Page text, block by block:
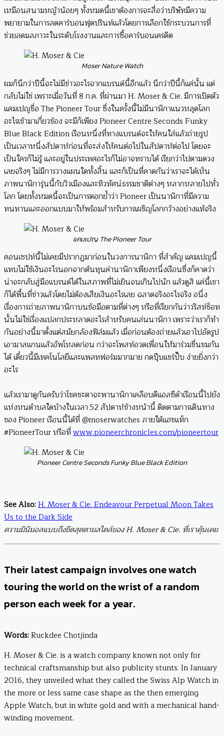
เหมือนสนามหญ้าน้อยๆ ทั้งหมดนี้เขาต้องการจะสื่อว่าบริษัทมีความ
พยายามในการลดคาร์บอนฟุตปรินท์แล้วโดยการเลือกใช้กระบวนการที่
ช่วยลดมลภาวะในระดับโรงงานและการซื้อคาร์บอนเครดิต
Moser Nature Watch
ผมก็นึกว่าปีนี้จะไม่มีข่าวอะไรจากแบรนด์นี้อีกแล้ว นึกว่าปีนี้ก็แค่นั้น แต่
กลับไม่ใช่ เพราะเมื่อวันที่ 8 ก.ค. ที่ผ่านมา H. Moser & Cie. มีการเปิดตัว
แคมเปญชื่อ The Pioneer Tour ซึ่งในครั้งนี้ไม่มีนาฬิกาแนวหลุดโลก
อะไรเข้ามาเกี่ยวข้อง จะมีก็เพียง Pioneer Centre Seconds Funky
Blue Black Edition เรือนหนึ่งที่ทางแบรนด์จะให้คนใส่แล้วถ่ายรูป
เป็นเวลาหนึ่งสัปดาห์ก่อนที่จะส่งให้คนต่อไปในสัปดาห์ต่อไป โดยจะ
เป็นใครก็ไม่รู้ และอยู่ในประเทศอะไรก็ไม่อาจทราบได้ เรียกว่าไปตามดวง
เลยจริงๆ ไม่มีการวางแผนใดทั้งสิ้น และก็เป็นที่คาดกันว่าเราจะได้เห็น
ภาพนาฬิการุ่นนี้กับวิวเมืองและทิวทัศน์ธรรมชาติต่างๆ หลากหลายไปทั่ว
โลก โดยทั้งหมดนี้จะเป็นการตอกย้ำว่า Pioneer เป็นนาฬิกาที่มีความ
ทนทานและออกแบบมาให้พร้อมสำหรับการเผชิญโลกกว้างอย่างแท้จริง
แคมเปญ The Pioneer Tour
คอนเซปท์นี้ไม่เคยมีปรากฏมาก่อนในวงการนาฬิกา ที่สำคัญ แคมเปญนี้
แทบไม่ใช้เงินอะไรนอกจากต้นทุนค่านาฬิกาเพียงหนึ่งเรือนซึ่งก็คาดว่า
น่าจะกลับสู่มือแบรนด์ได้ในสภาพที่ไม่เยินจนเกินไปนัก แล้วดูสิ แค่นี้เขา
ก็ได้พื้นที่ข่าวแล้วโดยไม่ต้องเสียเงินอะไรเลย ฉลาดจริงอะไรจริง อนึ่ง
เรื่องการถ่ายภาพนาฬิกาบนข้อมือตามที่ต่างๆ หรือที่เรียกกันว่าวริสท์ช็อท
นั้นไม่ใช่เรื่องแปลกประหลาดอะไรสำหรับคนเล่นนาฬิกา เพราะว่าเราก็ทำ
กันอย่างนี้มาตั้งแต่สมัยกล้องฟิล์มแล้ว เมื่อก่อนต้องถ่ายแล้วเอาไปอัดรูป
เอามาสแกนแล้วอัพโหลดก่อน กว่าจะโพสท์อวดเพื่อนให้มาร่วมชื่นชมกัน
ได้ เดี๋ยวนี้มีเทคโนโลยีและแพลทฟอร์มมากมาย กดปุ๊บแชร์ปั๊บ ง่ายยิ่งกว่า
อะไร
แล้วเรามาดูกันครับว่าโชคชะตาจะพานาฬิกาเคลือบดีแอลซีดำเรือนนี้ไปยัง
แห่งหนตำบลใดบ้างในเวลา 52 สัปดาห์ข้างหน้านี้ ติดตามการเดินทาง
ของ Pioneer เรือนนี้ได้ที่ @moserwatches ภายใต้แฮชแท็ก
#PioneerTour หรือที่ www.pioneerchronicles.com/pioneertour
Pioneer Centre Seconds Funky Blue Black Edition
See Also:H. Moser & Cie. Endeavour Perpetual Moon Takes
Us to the Dark Side
ความมินิมอลแบบถึงขีดสุดตามสไตล์ของ H. Moser & Cie. ที่เราคุ้นเคย
Their latest campaign involves one watch
touring the world on the wrist of a random
person each week for a year.
Words: Ruckdee Chotjinda
H. Moser & Cie. is a watch company known not only for
technical craftsmanship but also publicity stunts. In January
2016, they unveiled what they called the Swiss Alp Watch in
the more or less same case shape as the then emerging
Apple Watch, but in white gold and with a mechanical hand-
winding movement.